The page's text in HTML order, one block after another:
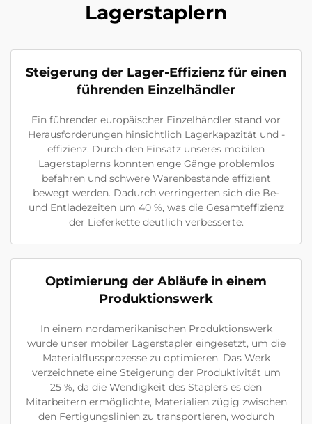
Lagerstaplern
Steigerung der Lager-Effizienz für einen
führenden Einzelhändler
Ein führender europäischer Einzelhändler stand vor
Herausforderungen hinsichtlich Lagerkapazität und -
effizienz. Durch den Einsatz unseres mobilen
Lagerstaplerns konnten enge Gänge problemlos
befahren und schwere Warenbestände effizient
bewegt werden. Dadurch verringerten sich die Be-
und Entladezeiten um 40 %, was die Gesamteffizienz
der Lieferkette deutlich verbesserte.
Optimierung der Abläufe in einem
Produktionswerk
In einem nordamerikanischen Produktionswerk
wurde unser mobiler Lagerstapler eingesetzt, um die
Materialflussprozesse zu optimieren. Das Werk
verzeichnete eine Steigerung der Produktivität um
25 %, da die Wendigkeit des Staplers es den
Mitarbeitern ermöglichte, Materialien zügig zwischen
den Fertigungslinien zu transportieren, wodurch